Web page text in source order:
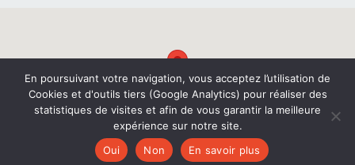
En poursuivant votre navigation, vous acceptez l’utilisation de
Cookies et d'outils tiers (Google Analytics) pour réaliser des
statistiques de visites et afin de vous garantir la meilleure
expérience sur notre site.
Oui
Non En savoir plus